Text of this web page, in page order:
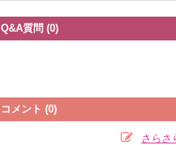
Q&A質問 (0)
コメント (0)
さらさ